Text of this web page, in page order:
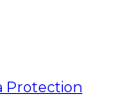
Protection